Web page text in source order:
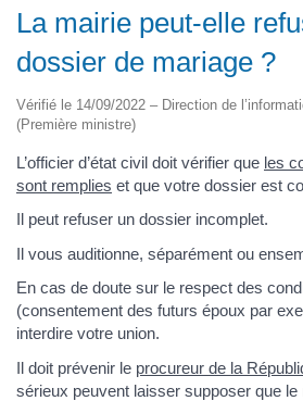
La mairie peut-elle
dossier de mariage ?
Vérifié le 14/09/2022 – Direction de
(Première ministre)
L’officier d’état civil doit vérifier que les
sont remplies et que votre dossier est
Il peut refuser un dossier incomplet.
Il vous auditionne, séparément ou
En cas de doute sur le respect des
(consentement des futurs époux par
interdire votre union.
Il doit prévenir le procureur de la
sérieux peuvent laisser supposer que le